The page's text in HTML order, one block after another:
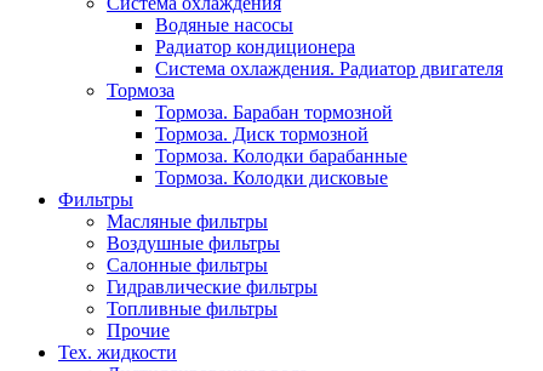
Водяные насосы
Радиатор кондиционера
Система охлаждения. Радиатор двигателя
Тормоза
Тормоза. Барабан тормозной
Тормоза. Диск тормозной
Тормоза. Колодки барабанные
Тормоза. Колодки дисковые
Фильтры
Масляные фильтры
Воздушные фильтры
Салонные фильтры
Гидравлические фильтры
Топливные фильтры
Прочие
Тех. жидкости